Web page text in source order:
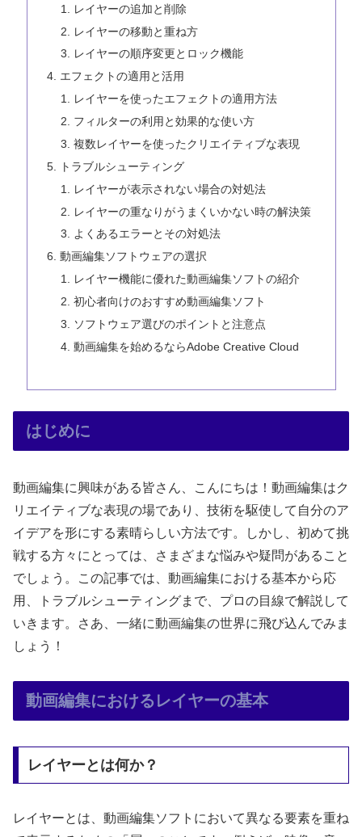
レイヤーの追加と削除
レイヤーの移動と重ね方
レイヤーの順序変更とロック機能
エフェクトの適用と活用
レイヤーを使ったエフェクトの適用方法
フィルターの利用と効果的な使い方
複数レイヤーを使ったクリエイティブな表現
トラブルシューティング
レイヤーが表示されない場合の対処法
レイヤーの重なりがうまくいかない時の解決策
よくあるエラーとその対処法
動画編集ソフトウェアの選択
レイヤー機能に優れた動画編集ソフトの紹介
初心者向けのおすすめ動画編集ソフト
ソフトウェア選びのポイントと注意点
動画編集を始めるならAdobe Creative Cloud
はじめに
動画編集に興味がある皆さん、こんにちは！動画編集はク
リエイティブな表現の場であり、技術を駆使して自分のア
イデアを形にする素晴らしい方法です。しかし、初めて挑
戦する方々にとっては、さまざまな悩みや疑問があること
でしょう。この記事では、動画編集における基本から応
用、トラブルシューティングまで、プロの目線で解説して
いきます。さあ、一緒に動画編集の世界に飛び込んでみま
しょう！
動画編集におけるレイヤーの基本
レイヤーとは何か？
レイヤーとは、動画編集ソフトにおいて異なる要素を重ね